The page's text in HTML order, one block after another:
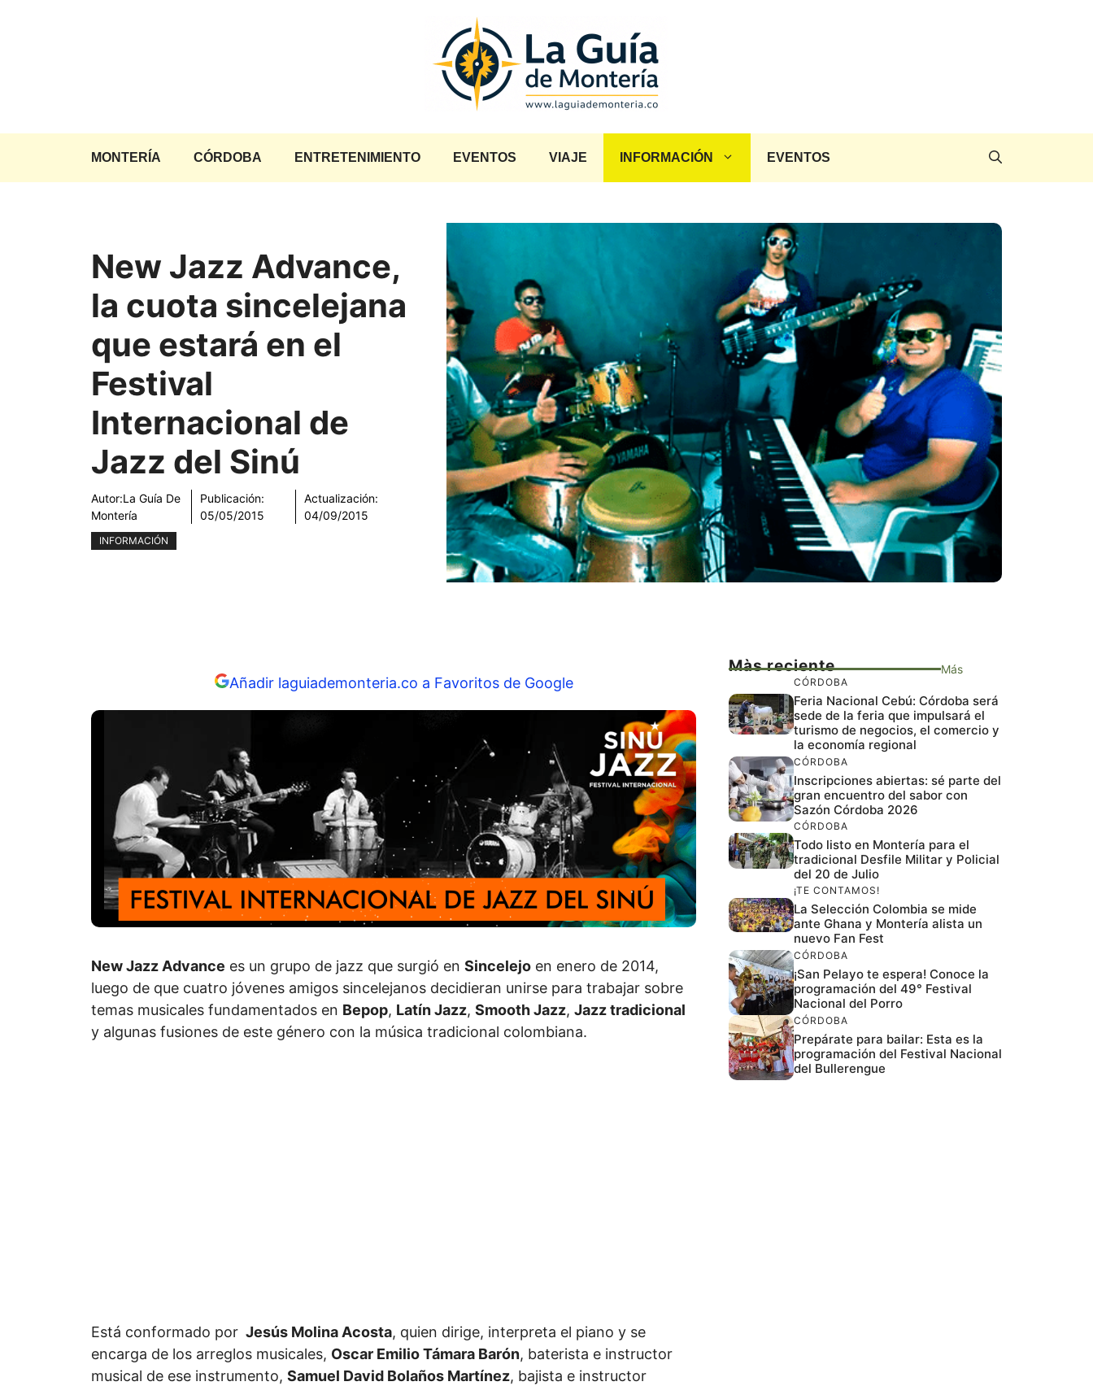
MONTERÍA CÓRDOBA ENTRETENIMIENTO EVENTOS VIAJE INFORMACIÓN EVENTOS
New Jazz Advance,
la cuota sincelejana
que estará en el
Festival
Internacional de
Jazz del Sinú
Autor:La Guía De
Montería
Publicación:
05/05/2015
Actualización:
04/09/2015
INFORMACIÓN
Añadir laguiademonteria.co a Favoritos de Google
New Jazz Advance es un grupo de jazz que surgió en Sincelejo en enero de 2014,
luego de que cuatro jóvenes amigos sincelejanos decidieran unirse para trabajar sobre
temas musicales fundamentados en Bepop, Latín Jazz, Smooth Jazz, Jazz tradicional
y algunas fusiones de este género con la música tradicional colombiana.
Está conformado por Jesús Molina Acosta, quien dirige, interpreta el piano y se
encarga de los arreglos musicales, Oscar Emilio Támara Barón, baterista e instructor
musical de ese instrumento, Samuel David Bolaños Martínez, bajista e instructor
Màs reciente Más
CÓRDOBA
Feria Nacional Cebú: Córdoba será
sede de la feria que impulsará el
turismo de negocios, el comercio y
la economía regional
CÓRDOBA
Inscripciones abiertas: sé parte del
gran encuentro del sabor con
Sazón Córdoba 2026
CÓRDOBA
Todo listo en Montería para el
tradicional Desfile Militar y Policial
del 20 de Julio
¡TE CONTAMOS!
La Selección Colombia se mide
ante Ghana y Montería alista un
nuevo Fan Fest
CÓRDOBA
¡San Pelayo te espera! Conoce la
programación del 49° Festival
Nacional del Porro
CÓRDOBA
Prepárate para bailar: Esta es la
programación del Festival Nacional
del Bullerengue